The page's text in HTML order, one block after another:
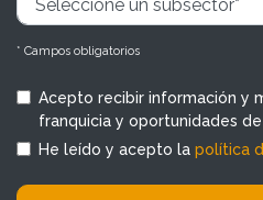
* Campos obligatorios
Acepto recibir información y
franquicia y oportunidades
He leído y acepto la política